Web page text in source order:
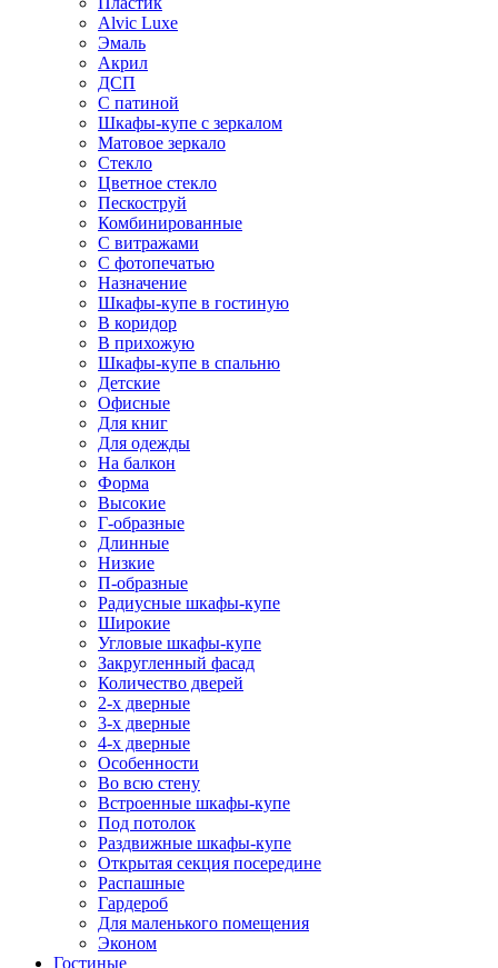
Alvic Luxe
Эмаль
Акрил
ДСП
С патиной
Шкафы-купе с зеркалом
Матовое зеркало
Стекло
Цветное стекло
Пескоструй
Комбинированные
С витражами
С фотопечатью
Назначение
Шкафы-купе в гостиную
В коридор
В прихожую
Шкафы-купе в спальню
Детские
Офисные
Для книг
Для одежды
На балкон
Форма
Высокие
Г-образные
Длинные
Низкие
П-образные
Радиусные шкафы-купе
Широкие
Угловые шкафы-купе
Закругленный фасад
Количество дверей
2-х дверные
3-х дверные
4-х дверные
Особенности
Во всю стену
Встроенные шкафы-купе
Под потолок
Раздвижные шкафы-купе
Открытая секция посередине
Распашные
Гардероб
Для маленького помещения
Эконом
Гостиные